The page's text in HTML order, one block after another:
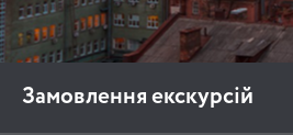
Замовлення екскурсій
з 10.00 до 19:30